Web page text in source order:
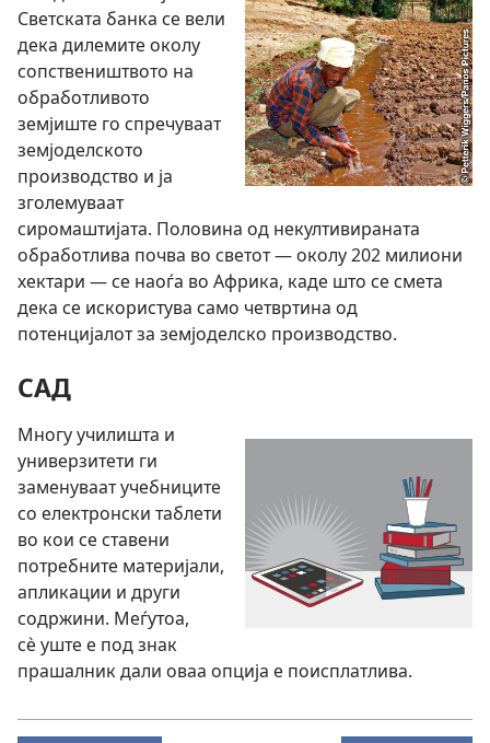
Светската банка се вели
дека дилемите околу
сопствеништвото на
обработливото
земјиште го спречуваат
земјоделското
производство и ја
зголемуваат
сиромаштијата. Половина од некултивираната
обработлива почва во светот — околу 202 милиони
хектари — се наоѓа во Африка, каде што се смета
дека се искористува само четвртина од
потенцијалот за земјоделско производство.
САД
Многу училишта и
универзитети ги
заменуваат учебниците
со електронски таблети
во кои се ставени
потребните материјали,
апликации и други
содржини. Меѓутоа,
сѐ уште е под знак
прашалник дали оваа опција е поисплатлива.